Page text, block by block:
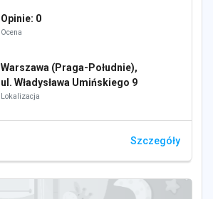
Opinie: 0
Ocena
Warszawa (Praga-Południe),
ul. Władysława Umińskiego 9
Lokalizacja
Szczegóły